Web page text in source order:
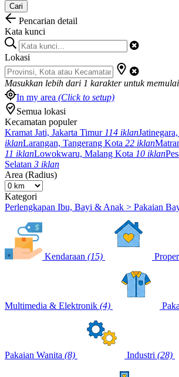
Cari
Pencarian detail
Kata kunci
Lokasi
Masukkan lebih dari 1 karakter untuk
In my area (Click to setup)
Semua lokasi
Kecamatan populer
Kramat Jati, Jakarta Timur 114 iklan
iklanLarangan, Tangerang Kota 22 iklan
11 iklanLowokwaru, Malang Kota 10 iklan
Selatan 3 iklan
Area (Radius)
Kategori
Perlengkapan Ibu, Bayi & Anak > Pakaian
Kendaraan (15)
Multimedia & Elektronik (4)
Pakaian Wanita (8) Industri (28)